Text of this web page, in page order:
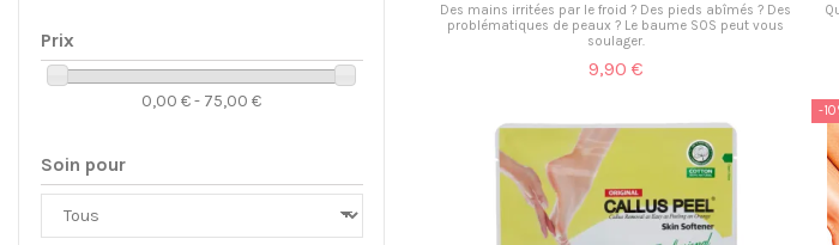
Des mains irritées par le froid ? Des pieds abîmés ? Des
problématiques de peaux ? Le baume SOS peut vous
soulager.
9,90 €
-
Prix
0,00 € - 75,00 €
Soin pour